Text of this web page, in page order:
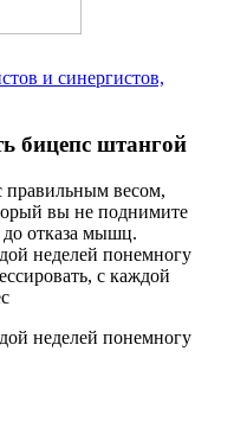
и синергистов,
бицепс штангой
правильным весом,
вы не поднимите
до отказа мышц.
неделей понемногу
с каждой
неделей понемногу